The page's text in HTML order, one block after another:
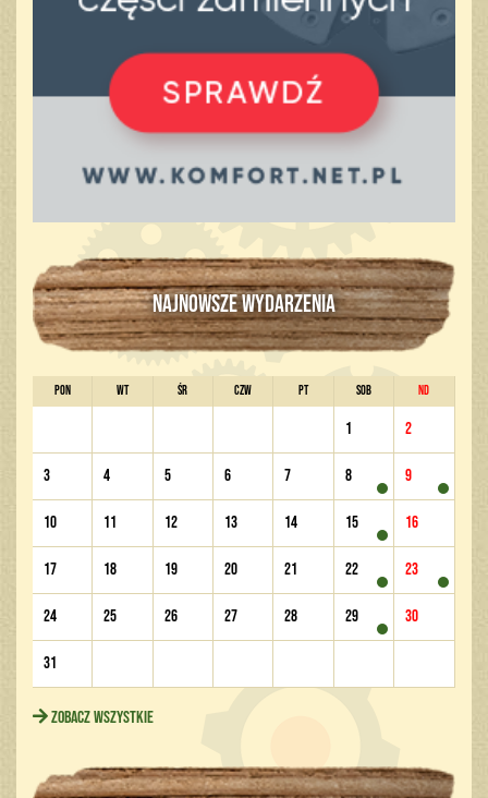
NAJNOWSZE WYDARZENIA
PON WT ŚR CZW PT SOB ND
1 2
3 4 5 6 7 8 9
10 11 12 13 14 15 16
17 18 19 20 21 22 23
24 25 26 27 28 29 30
31
Zobacz wszystkie